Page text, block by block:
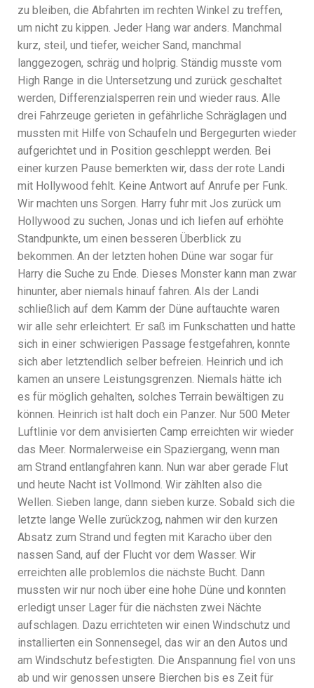
zu bleiben, die Abfahrten im rechten Winkel zu treffen,
um nicht zu kippen. Jeder Hang war anders. Manchmal
kurz, steil, und tiefer, weicher Sand, manchmal
langgezogen, schräg und holprig. Ständig musste vom
High Range in die Untersetzung und zurück geschaltet
werden, Differenzialsperren rein und wieder raus. Alle
drei Fahrzeuge gerieten in gefährliche Schräglagen und
mussten mit Hilfe von Schaufeln und Bergegurten wieder
aufgerichtet und in Position geschleppt werden. Bei
einer kurzen Pause bemerkten wir, dass der rote Landi
mit Hollywood fehlt. Keine Antwort auf Anrufe per Funk.
Wir machten uns Sorgen. Harry fuhr mit Jos zurück um
Hollywood zu suchen, Jonas und ich liefen auf erhöhte
Standpunkte, um einen besseren Überblick zu
bekommen. An der letzten hohen Düne war sogar für
Harry die Suche zu Ende. Dieses Monster kann man zwar
hinunter, aber niemals hinauf fahren. Als der Landi
schließlich auf dem Kamm der Düne auftauchte waren
wir alle sehr erleichtert. Er saß im Funkschatten und hatte
sich in einer schwierigen Passage festgefahren, konnte
sich aber letztendlich selber befreien. Heinrich und ich
kamen an unsere Leistungsgrenzen. Niemals hätte ich
es für möglich gehalten, solches Terrain bewältigen zu
können. Heinrich ist halt doch ein Panzer. Nur 500 Meter
Luftlinie vor dem anvisierten Camp erreichten wir wieder
das Meer. Normalerweise ein Spaziergang, wenn man
am Strand entlangfahren kann. Nun war aber gerade Flut
und heute Nacht ist Vollmond. Wir zählten also die
Wellen. Sieben lange, dann sieben kurze. Sobald sich die
letzte lange Welle zurückzog, nahmen wir den kurzen
Absatz zum Strand und fegten mit Karacho über den
nassen Sand, auf der Flucht vor dem Wasser. Wir
erreichten alle problemlos die nächste Bucht. Dann
mussten wir nur noch über eine hohe Düne und konnten
erledigt unser Lager für die nächsten zwei Nächte
aufschlagen. Dazu errichteten wir einen Windschutz und
installierten ein Sonnensegel, das wir an den Autos und
am Windschutz befestigten. Die Anspannung fiel von uns
ab und wir genossen unsere Bierchen bis es Zeit für